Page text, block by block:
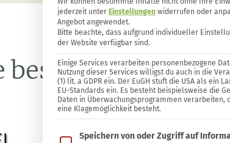
besten Ideen für
jederzeit unter Einstellungen widerrufen oder
Angebot angewendet.
Bitte beachte, dass aufgrund individueller
der Website verfügbar sind.
Einige Services verarbeiten personenbezogene
Nutzung dieser Services willigst du auch in die
(1) lit. a GDPR ein. Der EuGH stuft die USA als ein
EU-Standards ein. Es besteht beispielsweise die
Daten in Überwachungsprogrammen
eine Klagemöglichkeit besteht.
Im Folgenden findest du eine Liste
Speichern von oder Zugriff auf